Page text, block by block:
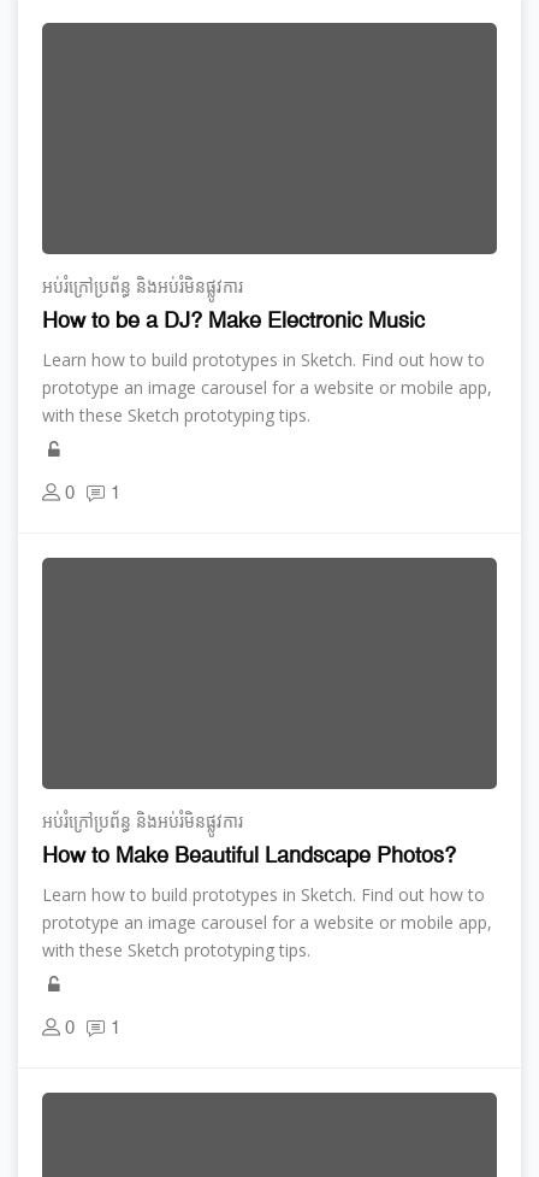
អប់រំ​ក្រៅ​ប្រព័ន្ធ និង​​អប់រំ​មិន​ផ្លូវ​ការ
How to be a DJ? Make Electronic Music
Learn how to build prototypes in Sketch. Find out how to
prototype an image carousel for a website or mobile app,
with these Sketch prototyping tips.
0 1
អប់រំ​ក្រៅ​ប្រព័ន្ធ និង​​អប់រំ​មិន​ផ្លូវ​ការ
How to Make Beautiful Landscape Photos?
Learn how to build prototypes in Sketch. Find out how to
prototype an image carousel for a website or mobile app,
with these Sketch prototyping tips.
0 1